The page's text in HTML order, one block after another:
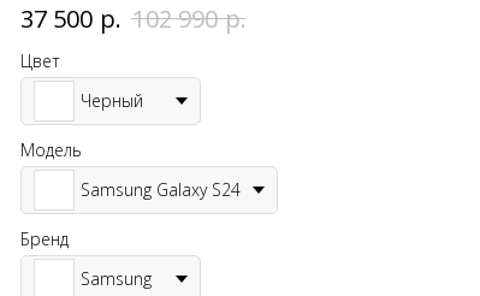
37 500 р. 102 990 р.
Цвет
Черный
Модель
Samsung Galaxy S24
Бренд
Samsung